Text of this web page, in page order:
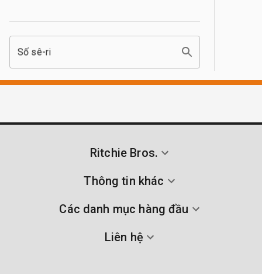
Số sê-ri
Ritchie Bros.
Thông tin khác
Các danh mục hàng đầu
Liên hệ